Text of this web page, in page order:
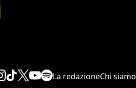
La redazioneChi siamo